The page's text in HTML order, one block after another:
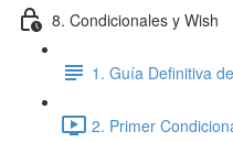
8. Condicionales y Wish
1. Guía Definitiva
2. Primer